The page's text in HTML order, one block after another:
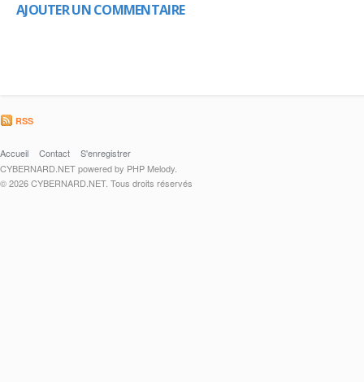
AJOUTER UN COMMENTAIRE
RSS
Accueil Contact
S'enregistrer
CYBERNARD.NET powered by PHP Melody.
© 2026 CYBERNARD.NET. Tous droits réservés